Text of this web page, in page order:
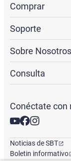
Comprar
Soporte
Sobre Nosotros
Consulta
Conéctate con
Noticias de SBT
Boletin informativo